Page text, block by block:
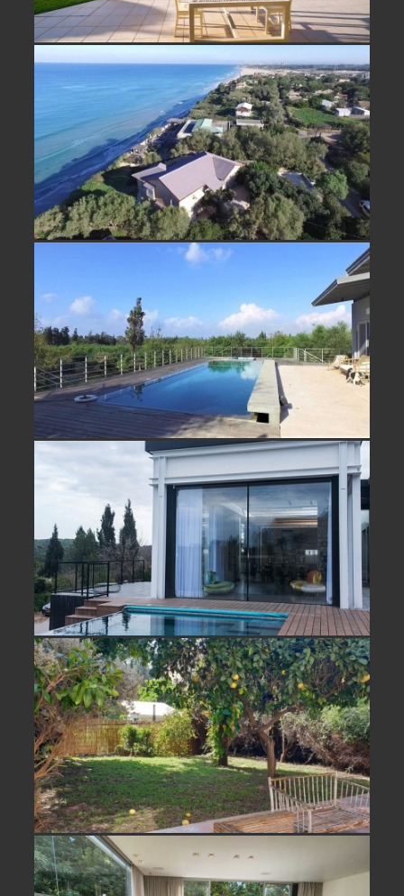
וילה למכירה קו ראשון לים בבית ינאי-
לא אקטואלי
נחלה למכירה בביתן אהרון בית מדהים
מול נוף פתוח- נמכר!
להשכרה בעמיקם בית נופש חלומי
למכירה/ השכרה בחופית וילה מקסימה-
נמכר
להשכרה במושב נווה ירק בית פרטי
יוקרתי ונדיר- הושכר